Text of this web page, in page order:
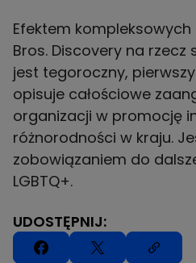
Efektem kompleksowych
Bros. Discovery na rzecz
jest tegoroczny,
opisuje całościowe
organizacji w promocję
różnorodności w kraju.
zobowiązaniem do
LGBTQ+.
UDOSTĘPNIJ: